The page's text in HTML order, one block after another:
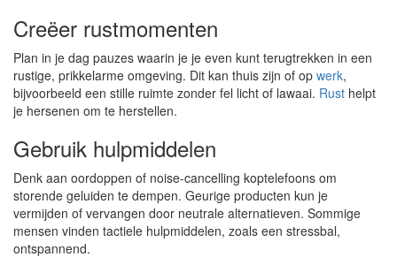
Creëer rustmomenten
Plan in je dag pauzes waarin je je even kunt terugtrekken in een
rustige, prikkelarme omgeving. Dit kan thuis zijn of op werk,
bijvoorbeeld een stille ruimte zonder fel licht of lawaai. Rust helpt
je hersenen om te herstellen.
Gebruik hulpmiddelen
Denk aan oordoppen of noise-cancelling koptelefoons om
storende geluiden te dempen. Geurige producten kun je
vermijden of vervangen door neutrale alternatieven. Sommige
mensen vinden tactiele hulpmiddelen, zoals een stressbal,
ontspannend.